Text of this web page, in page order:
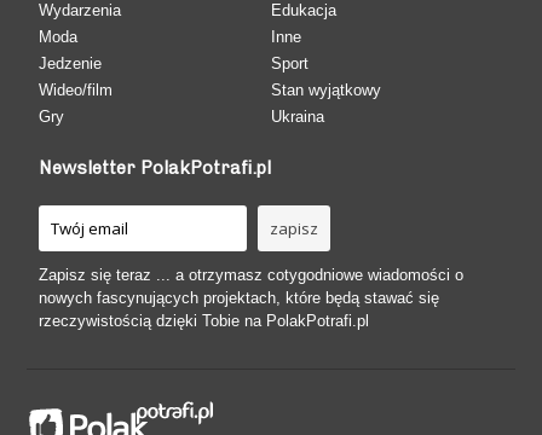
Wydarzenia
Moda
Jedzenie
Wideo/film
Gry
Edukacja
Inne
Sport
Stan wyjątkowy
Ukraina
Newsletter PolakPotrafi.pl
Zapisz się teraz ... a otrzymasz cotygodniowe wiadomości o
nowych fascynujących projektach, które będą stawać się
rzeczywistością dzięki Tobie na PolakPotrafi.pl